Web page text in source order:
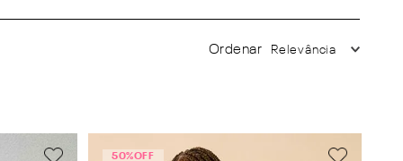
perfeitas para o seu corpo
Relevância
50%OFF